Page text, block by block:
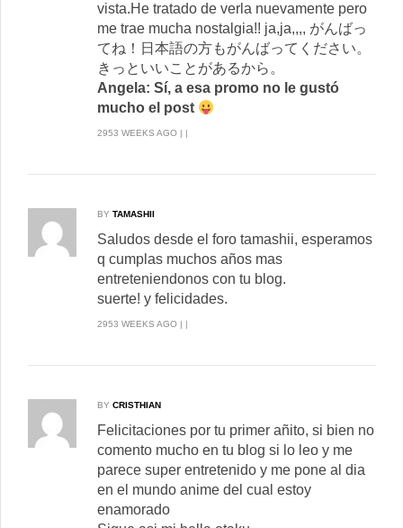
vista.He tratado de verla nuevamente pero
me trae mucha nostalgia!! ja,ja,,,, がんばっ
てね！日本語の方もがんばってください。
きっといいことがあるから。
Angela: Sí, a esa promo no le gustó
mucho el post
2953 WEEKS AGO | |
BY TAMASHII
Saludos desde el foro tamashii, esperamos
q cumplas muchos años mas
entreteniendonos con tu blog.
suerte! y felicidades.
2953 WEEKS AGO | |
BY CRISTHIAN
Felicitaciones por tu primer añito, si bien no
comento mucho en tu blog si lo leo y me
parece super entretenido y me pone al dia
en el mundo anime del cual estoy
enamorado